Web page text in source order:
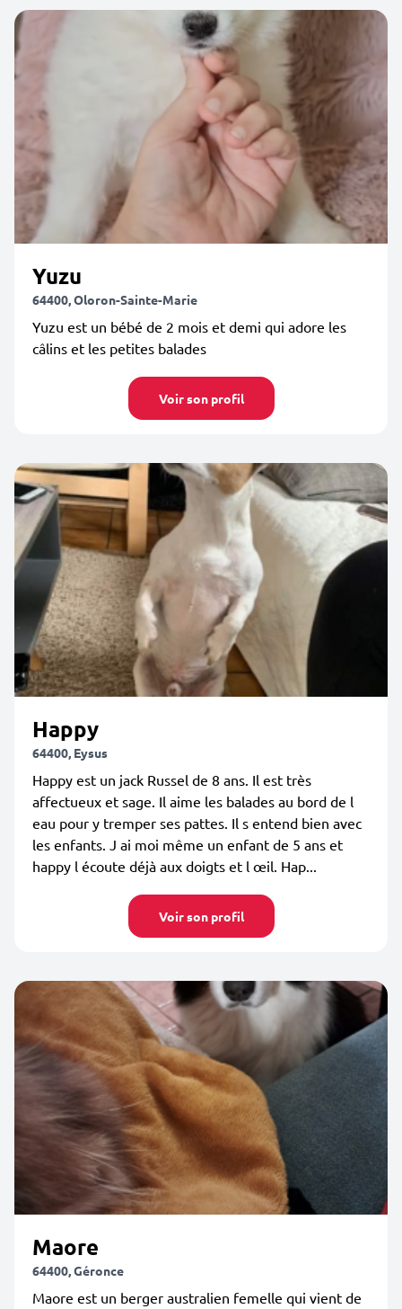
Yuzu
64400, Oloron-Sainte-Marie
Yuzu est un bébé de 2 mois et demi qui adore les
câlins et les petites balades
Voir son profil
Happy
64400, Eysus
Happy est un jack Russel de 8 ans. Il est très
affectueux et sage. Il aime les balades au bord de l
eau pour y tremper ses pattes. Il s entend bien avec
les enfants. J ai moi même un enfant de 5 ans et
happy l écoute déjà aux doigts et l œil. Hap...
Voir son profil
Maore
64400, Géronce
Maore est un berger australien femelle qui vient de